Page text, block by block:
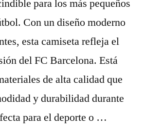
para los más pequeños
Con un diseño moderno
esta camiseta refleja el
del FC Barcelona. Está
de alta calidad que
y durabilidad durante
para el deporte o …